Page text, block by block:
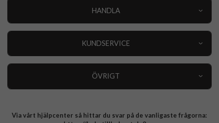
HANDLA
KUNDSERVICE
ÖVRIGT
Integritetspolicy
Via vårt hjälpcenter så hittar du svar på de vanligaste frågorna: